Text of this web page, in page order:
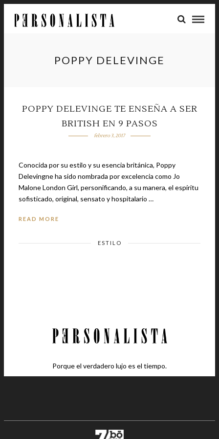
POPPY DELEVINGE
POPPY DELEVINGE TE ENSEÑA A SER
BRITISH EN 9 PASOS
febrero 3, 2017
Conocida por su estilo y su esencia británica, Poppy
Delevingne ha sido nombrada por excelencia como Jo
Malone London Girl, personificando, a su manera, el espíritu
sofisticado, original, sensato y hospitalario …
READ MORE
ESTILO
Porque el verdadero lujo es el tiempo.